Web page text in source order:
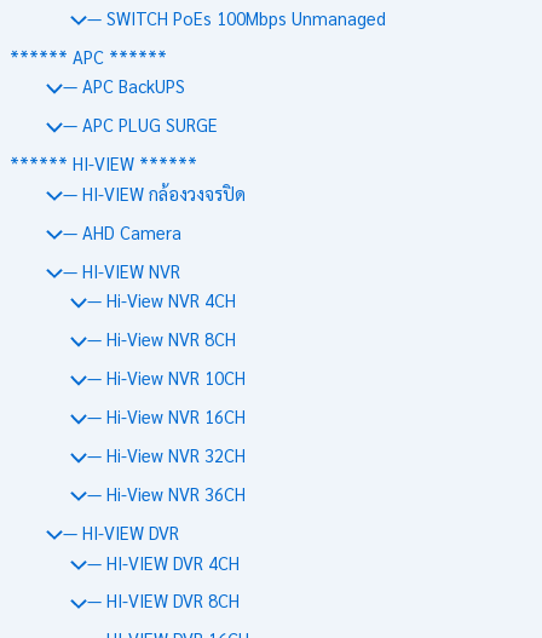
— SWITCH PoEs 100Mbps Unmanaged
****** APC ******
— APC BackUPS
— APC PLUG SURGE
****** HI-VIEW ******
— HI-VIEW กล้องวงจรปิด
— AHD Camera
— HI-VIEW NVR
— Hi-View NVR 4CH
— Hi-View NVR 8CH
— Hi-View NVR 10CH
— Hi-View NVR 16CH
— Hi-View NVR 32CH
— Hi-View NVR 36CH
— HI-VIEW DVR
— HI-VIEW DVR 4CH
— HI-VIEW DVR 8CH